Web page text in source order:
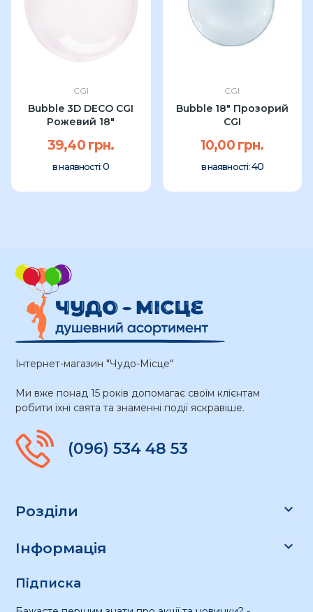
CGI
Bubble 3D DECO CGI
Рожевий 18"
39,40 грн.
в наявності:0
CGI
Bubble 18″ Прозорий
CGI
10,00 грн.
в наявності: 40
Інтернет-магазин "Чудо-Місце"
Ми вже понад 15 років допомагає своїм клієнтам
робити їхні свята та знаменні події яскравіше.
(096) 534 48 53
Розділи 
Інформація 
Підписка